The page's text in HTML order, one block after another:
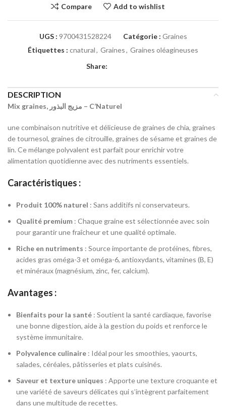
Compare Add to wishlist
UGS : 9700431528224 Catégorie : Graines
Étiquettes : cnatural, Graines, Graines oléagineuses
Share:
DESCRIPTION
Mix graines, مزيج البذور – C’Naturel
une combinaison nutritive et délicieuse de graines de chia, graines
de tournesol, graines de citrouille, graines de sésame et graines de
lin. Ce mélange polyvalent est parfait pour enrichir votre
alimentation quotidienne avec des nutriments essentiels.
Caractéristiques :
Produit 100% naturel : Sans additifs ni conservateurs.
Qualité premium : Chaque graine est sélectionnée avec soin
pour garantir une fraîcheur et une qualité optimale.
Riche en nutriments : Source importante de protéines, fibres,
acides gras oméga-3 et oméga-6, antioxydants, vitamines (B, E)
et minéraux (magnésium, zinc, fer, calcium).
Avantages :
Bienfaits pour la santé : Soutient la santé cardiaque, favorise
une bonne digestion, aide à la gestion du poids et renforce le
système immunitaire.
Polyvalence culinaire : Idéal pour les smoothies, yaourts,
salades, céréales, pâtisseries et plats cuisinés.
Saveur et texture uniques : Apporte une texture croquante et
une variété de saveurs délicates qui s’intègrent parfaitement
dans une multitude de recettes.